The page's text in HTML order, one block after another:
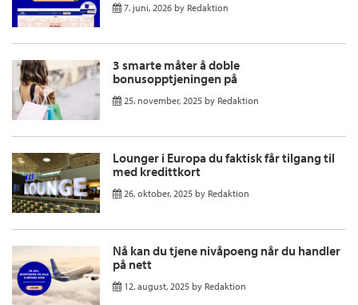
7. juni, 2026 by Redaktion
3 smarte måter å doble
bonusopptjeningen på
25. november, 2025 by Redaktion
Lounger i Europa du faktisk får tilgang til
med kredittkort
26. oktober, 2025 by Redaktion
Nå kan du tjene nivåpoeng når du handler
på nett
12. august, 2025 by Redaktion